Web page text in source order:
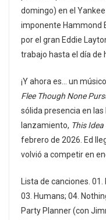
domingo) en el
imponente Hammond
por el gran Eddie
trabajo hasta el día de
¡Y ahora es… un
Flee Though None
sólida presencia en
lanzamiento, This
febrero de 2026. Ed
volvió a competir en
Lista de canciones.
03. Humans; 04.
Party Planner (con